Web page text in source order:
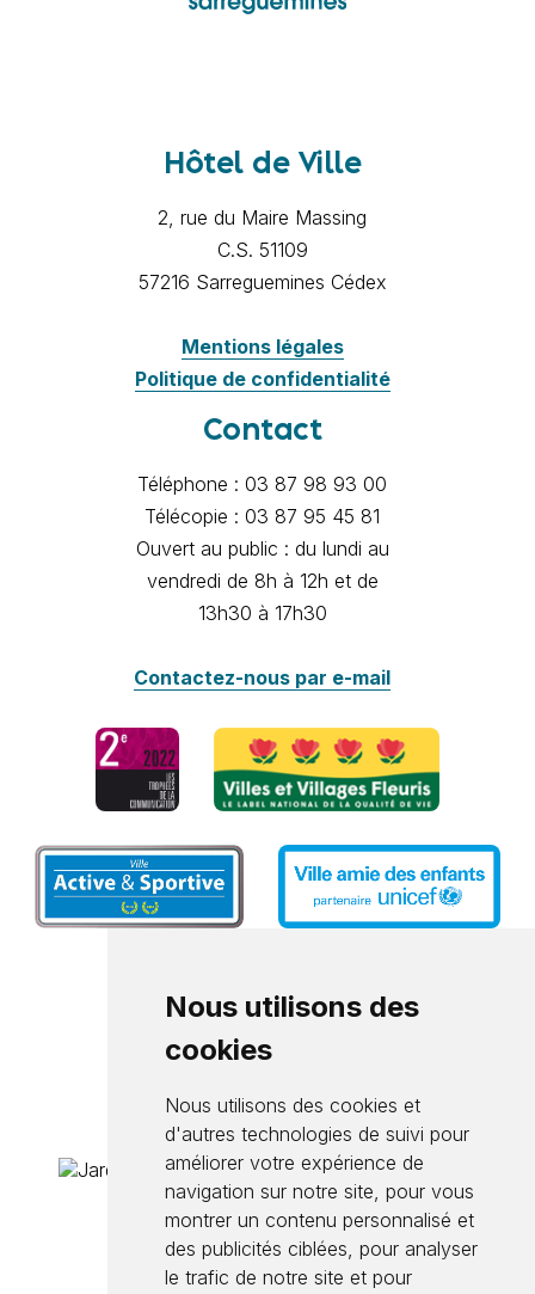
Nous utilisons des
cookies
Nous utilisons des cookies et
d'autres technologies de suivi pour
améliorer votre expérience de
navigation sur notre site, pour vous
montrer un contenu personnalisé et
des publicités ciblées, pour analyser
le trafic de notre site et pour
Hôtel de Ville
2, rue du Maire Massing
C.S. 51109
57216 Sarreguemines Cédex
Mentions légales
Politique de confidentialité
Contact
Téléphone : 03 87 98 93 00
Télécopie : 03 87 95 45 81
Ouvert au public : du lundi au
vendredi de 8h à 12h et de
13h30 à 17h30
Contactez-nous par e-mail